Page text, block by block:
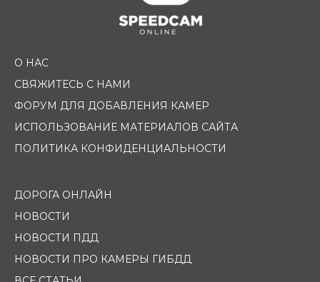
О НАС
СВЯЖИТЕСЬ С НАМИ
ФОРУМ ДЛЯ ДОБАВЛЕНИЯ КАМЕР
ИСПОЛЬЗОВАНИЕ МАТЕРИАЛОВ САЙТА
ПОЛИТИКА КОНФИДЕНЦИАЛЬНОСТИ
ДОРОГА ОНЛАЙН
НОВОСТИ
НОВОСТИ ПДД
НОВОСТИ ПРО КАМЕРЫ ГИБДД